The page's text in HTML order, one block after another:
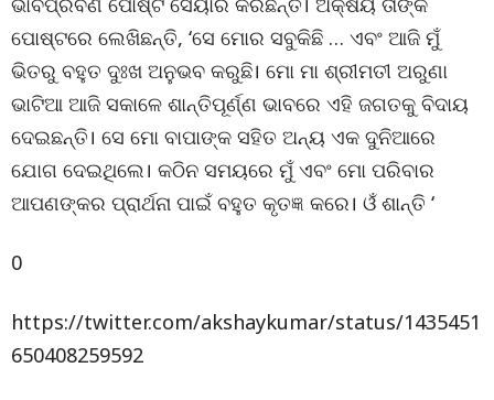
ପୋଷ୍ଟରେ ଲେଖିଛନ୍ତି, ‘ସେ ମୋର ସବୁକିଛି … ଏବଂ ଆଜି ମୁଁ
ଭିତରୁ ବହୁତ ଦୁଃଖ ଅନୁଭବ କରୁଛି। ମୋ ମା ଶ୍ରୀମତୀ ଅରୁଣା
ଭାଟିଆ ଆଜି ସକାଳେ ଶାନ୍ତିପୂର୍ଣ୍ଣ ଭାବରେ ଏହି ଜଗତକୁ ବିଦାୟ
ଦେଇଛନ୍ତି। ସେ ମୋ ବାପାଙ୍କ ସହିତ ଅନ୍ୟ ଏକ ଦୁନିଆରେ
ଯୋଗ ଦେଇଥିଲେ। କଠିନ ସମୟରେ ମୁଁ ଏବଂ ମୋ ପରିବାର
ଆପଣଙ୍କର ପ୍ରାର୍ଥନା ପାଇଁ ବହୁତ କୃତଜ୍ଞ କରେ। ଓଁ ଶାନ୍ତି ‘
0
https://twitter.com/akshaykumar/status/1435451
650408259592